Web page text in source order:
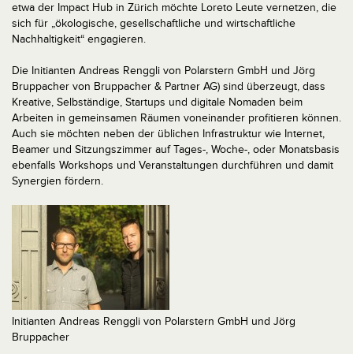
etwa der Impact Hub in Zürich möchte Loreto Leute vernetzen, die
sich für „ökologische, gesellschaftliche und wirtschaftliche
Nachhaltigkeit“ engagieren.
Die Initianten Andreas Renggli von Polarstern GmbH und Jörg
Bruppacher von Bruppacher & Partner AG) sind überzeugt, dass
Kreative, Selbständige, Startups und digitale Nomaden beim
Arbeiten in gemeinsamen Räumen voneinander profitieren können.
Auch sie möchten neben der üblichen Infrastruktur wie Internet,
Beamer und Sitzungszimmer auf Tages-, Woche-, oder Monatsbasis
ebenfalls Workshops und Veranstaltungen durchführen und damit
Synergien fördern.
Initianten Andreas Renggli von Polarstern GmbH und Jörg
Bruppacher